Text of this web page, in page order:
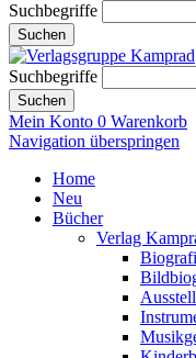
Suchbegriffe
Suchen
Suchbegriffe
Suchen
Mein Konto 0 Warenkorb
Navigation überspringen
Home
Neu
Bücher
Verlag